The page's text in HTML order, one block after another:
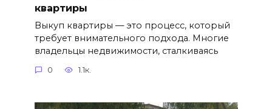
квартиры
Выкуп квартиры — это процесс, который
требует внимательного подхода. Многие
владельцы недвижимости, сталкиваясь
0 1.1к.